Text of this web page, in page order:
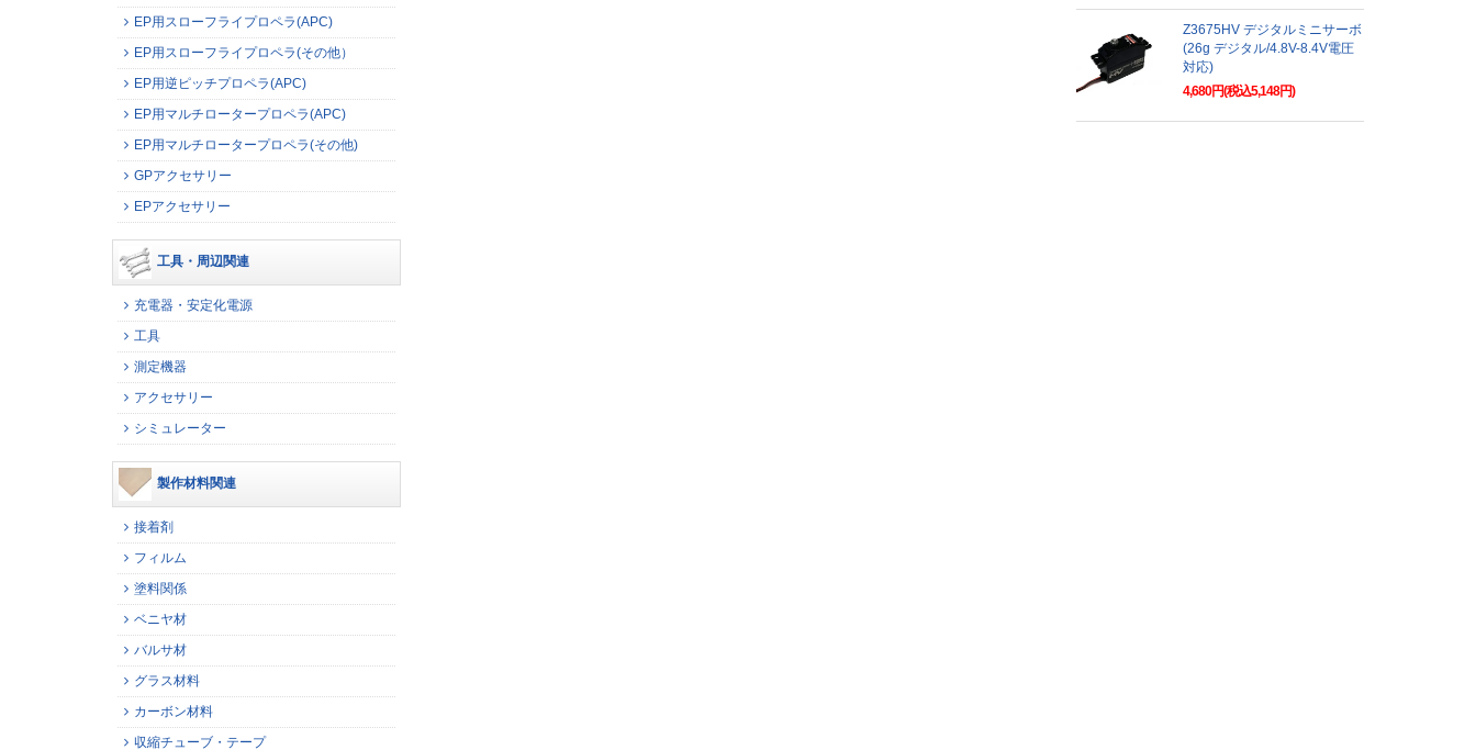
EP用スローフライプロペラ(APC)
EP用スローフライプロペラ(その他）
EP用逆ピッチプロペラ(APC)
EP用マルチロータープロペラ(APC)
EP用マルチロータープロペラ(その他)
GPアクセサリー
EPアクセサリー
工具・周辺関連
充電器・安定化電源
工具
測定機器
アクセサリー
シミュレーター
製作材料関連
接着剤
フィルム
塗料関係
ベニヤ材
バルサ材
グラス材料
カーボン材料
収縮チューブ・テープ
Z3675HV デジタルミニサーボ
(26g デジタル/4.8V-8.4V電圧
対応)
4,680円(税込5,148円)